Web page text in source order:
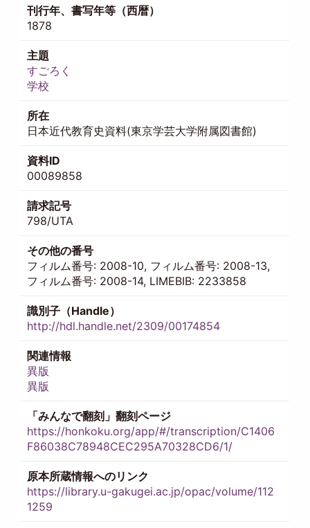
刊行年、書写年等（西暦）
1878
主題
すごろく
学校
所在
日本近代教育史資料(東京学芸大学附属図書館)
資料ID
00089858
請求記号
798/UTA
その他の番号
フィルム番号: 2008-10, フィルム番号: 2008-13,
フィルム番号: 2008-14, LIMEBIB: 2233858
識別子（Handle）
http://hdl.handle.net/2309/00174854
関連情報
異版
異版
「みんなで翻刻」翻刻ページ
https://honkoku.org/app/#/transcription/C1406
F86038C78948CEC295A70328CD6/1/
原本所蔵情報へのリンク
https://library.u-gakugei.ac.jp/opac/volume/112
1259